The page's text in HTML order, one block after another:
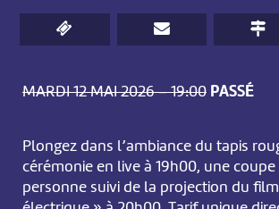
MARDI 12 MAI 2026 – 19:00 PASSÉ
Plongez dans l’ambiance du tapis
cérémonie en live à 19h00, une
personne suivi de la projection du